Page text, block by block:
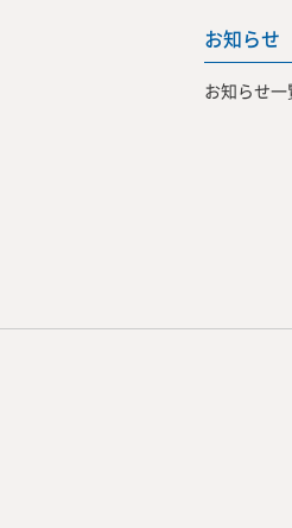
お知らせ
お知らせ一